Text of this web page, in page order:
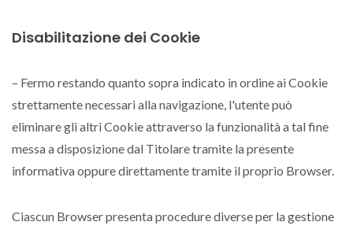
Disabilitazione dei Cookie
– Fermo restando quanto sopra indicato in ordine ai Cookie
strettamente necessari alla navigazione, l'utente può
eliminare gli altri Cookie attraverso la funzionalità a tal fine
messa a disposizione dal Titolare tramite la presente
informativa oppure direttamente tramite il proprio Browser.
Ciascun Browser presenta procedure diverse per la gestione